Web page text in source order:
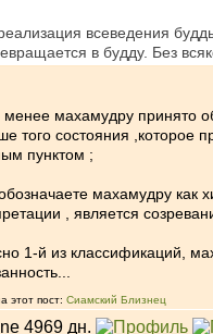
всеведения
в будду. Без
махамудру принято
того состояния ,которое
пунктом ;
махамудру как
, является
1-й из классификаций,
этот пост: Сиамский Близнец